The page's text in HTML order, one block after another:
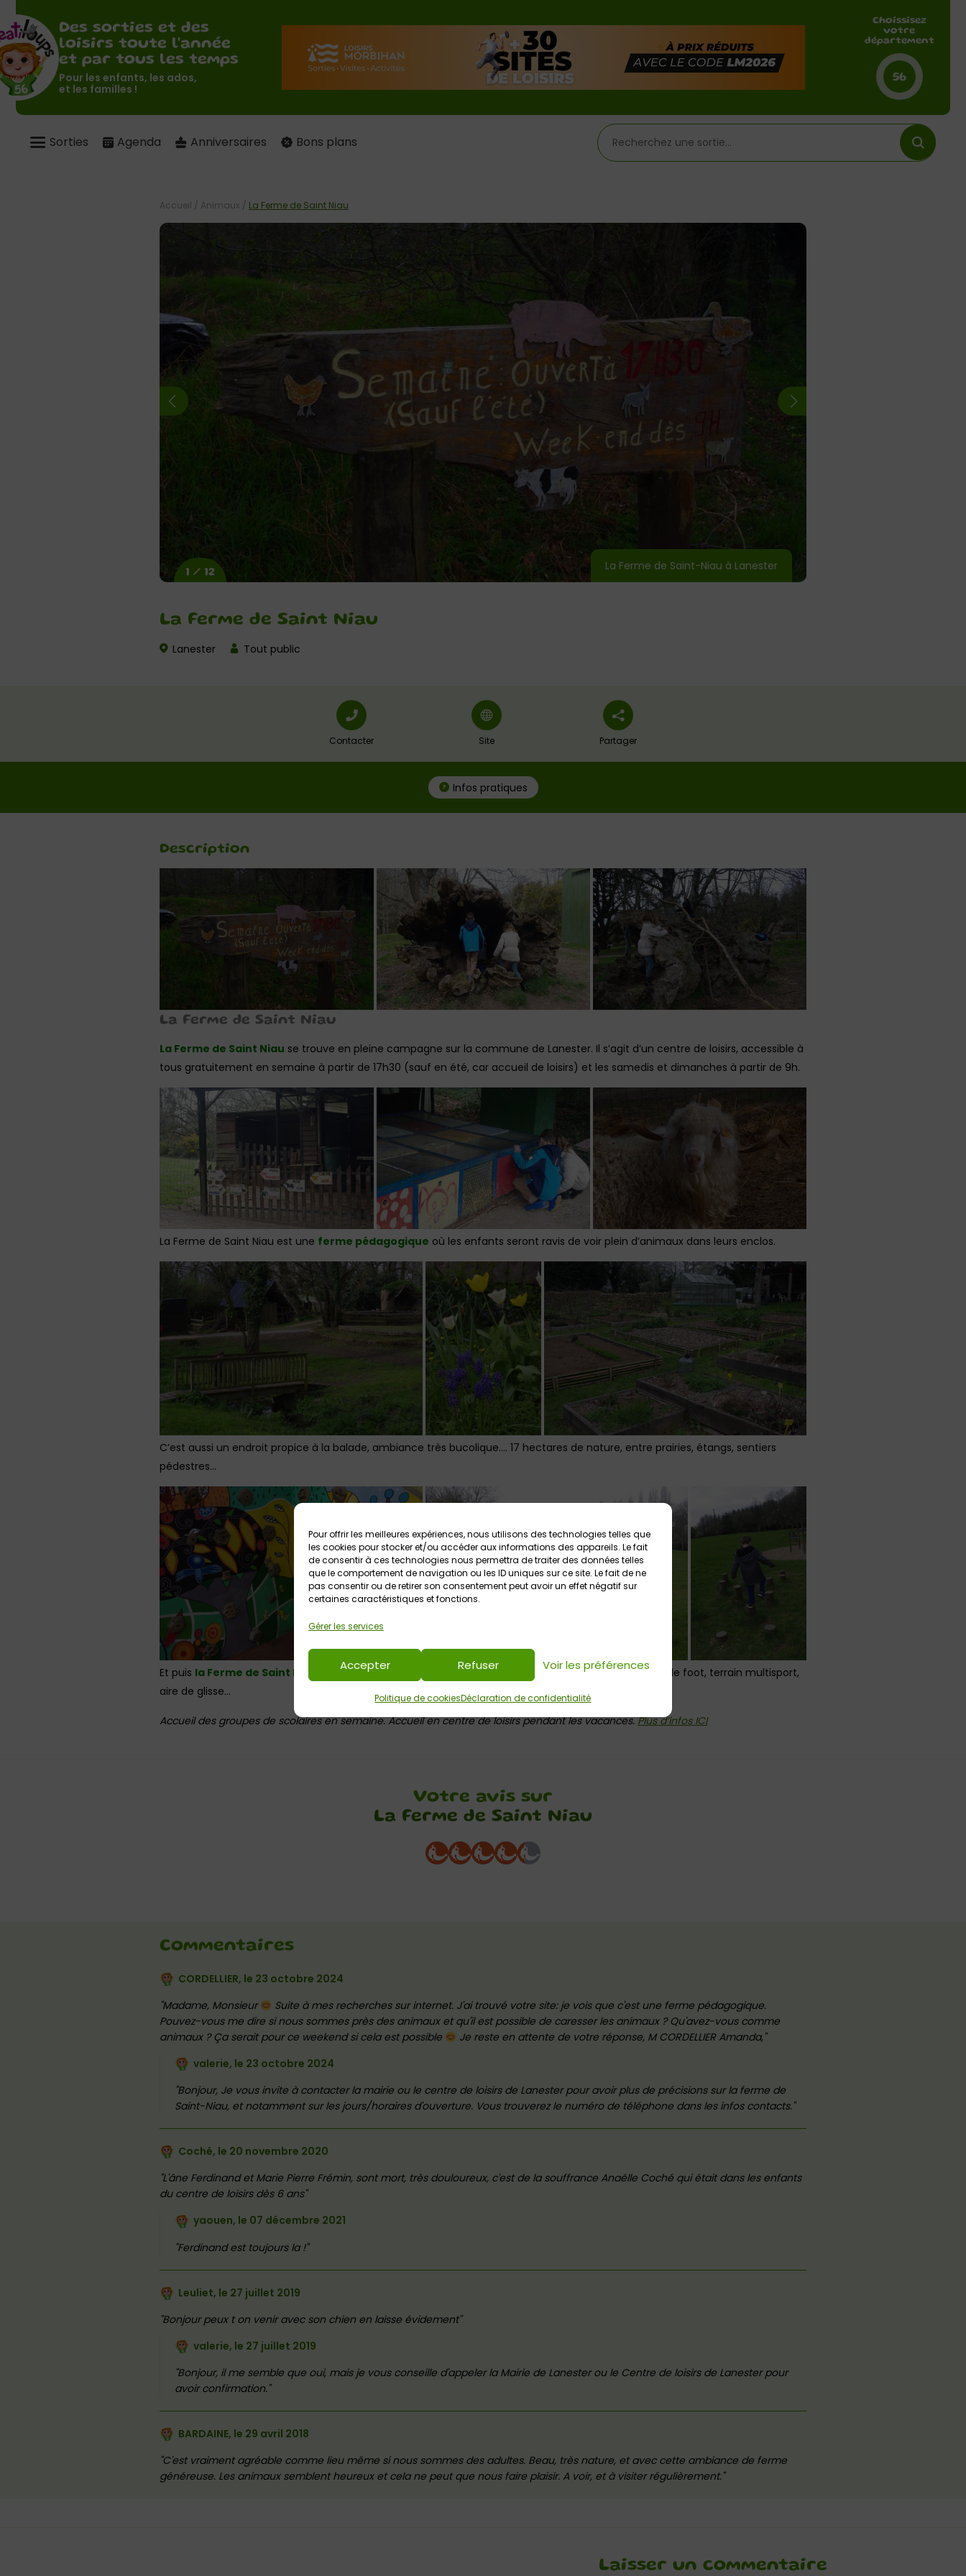
Pour offrir les meilleures expériences, nous utilisons des technologies telles que
les cookies pour stocker et/ou accéder aux informations des appareils. Le fait
de consentir à ces technologies nous permettra de traiter des données telles
que le comportement de navigation ou les ID uniques sur ce site. Le fait de ne
pas consentir ou de retirer son consentement peut avoir un effet négatif sur
certaines caractéristiques et fonctions.
Gérer les services
Accepter Refuser Voir les préférences
Politique de cookiesDéclaration de confidentialité
Des sorties et des
loisirs toute l'année
et par tous les temps
Pour les enfants, les ados,
et les familles !
Choissisez
votre
département
56
Sorties Agenda Anniversaires Bons plans
La Ferme de Saint Niau
Lanester Tout public
La Ferme de Saint-Niau à Lanester
1 / 12
Accueil / Animaux / La Ferme de Saint Niau
Contacter Site Partager
Infos pratiques
Description
La Ferme de Saint Niau
La Ferme de Saint Niau se trouve en pleine campagne sur la commune de Lanester. Il s’agit d’un centre de loisirs, accessible à
tous gratuitement en semaine à partir de 17h30 (sauf en été, car accueil de loisirs) et les samedis et dimanches à partir de 9h.
La Ferme de Saint Niau est une ferme pédagogique où les enfants seront ravis de voir plein d’animaux dans leurs enclos.
C’est aussi un endroit propice à la balade, ambiance très bucolique…. 17 hectares de nature, entre prairies, étangs, sentiers
pédestres…
Et puis la Ferme de Saint Niau
, c’est aussi un terrain de jeux pour les enfants : aires de jeux, terrains de foot, terrain multisport,
aire de glisse…
Accueil des groupes de scolaires en semaine. Accueil en centre de loisirs pendant les vacances.Plus d’infos ICI
Votre avis sur
La Ferme de Saint Niau
Commentaires
CORDELLIER, le 23 octobre 2024
Madame, Monsieur
Suite à mes recherches sur internet. J'ai trouvé votre site: je vois que c'est une ferme pédagogique.
Pouvez-vous me dire si nous sommes près des animaux et qu'il est possible de caresser les animaux ? Qu'avez-vous comme
animaux ? Ça serait pour ce weekend si cela est possible
Je reste en attente de votre réponse, M CORDELLIER Amanda,
valerie, le 23 octobre 2024
Bonjour, Je vous invite à contacter la mairie ou le centre de loisirs de Lanester pour avoir plus de précisions sur la ferme de
Saint-Niau, et notamment sur les jours/horaires d'ouverture. Vous trouverez le numéro de téléphone dans les infos contacts.
Coché, le 20 novembre 2020
L'âne Ferdinand et Marie Pierre Frémin, sont mort, très douloureux, c'est de la souffrance Anaëlle Coché qui était dans les enfants
du centre de loisirs dès 6 ans
yaouen, le 07 décembre 2021
Ferdinand est toujours la !
Leuliet, le 27 juillet 2019
Bonjour peux t on venir avec son chien en laisse évidement
valerie, le 27 juillet 2019
Bonjour, il me semble que oui, mais je vous conseille d'appeler la Mairie de Lanester ou le Centre de loisirs de Lanester pour
avoir confirmation.
BARDAINE, le 29 avril 2018
C'est vraiment agréable comme lieu même si nous sommes des adultes. Beau, très nature, et avec cette ambiance de ferme
généreuse. Les animaux semblent heureux et cela ne peut que nous faire plaisir. A voir, et à visiter régulièrement.
Laisser un commentaire